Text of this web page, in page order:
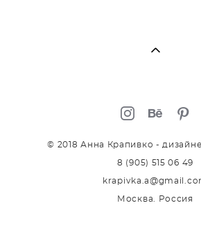
© 2018 Анна Крапивко -
8 (905) 515 06 49
Москва. Россия